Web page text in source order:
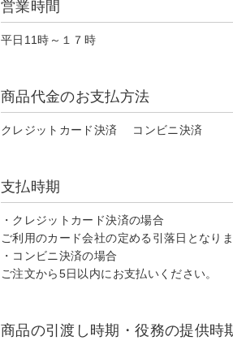
営業時間
平日11時～１７時
商品代金のお支払方法
クレジットカード決済 コンビニ決済
支払時期
・クレジットカード決済の場合
ご利用のカード会社の定める引落日となりま
・コンビニ決済の場合
ご注文から5日以内にお支払いください。
商品の引渡し時期・役務の提供時